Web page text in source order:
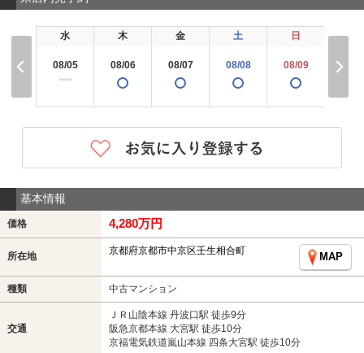
水
08/05
ー
木
08/06
金
08/07
土
08/08
日
08/09 08/
基本情報
価格 4,280万円
所在地 京都府京都市中京区壬生相合町
MAP
種類 中古マンション
交通
ＪＲ山陰本線 丹波口駅 徒歩9分
阪急京都本線 大宮駅 徒歩10分
京福電気鉄道嵐山本線 四条大宮駅 徒歩10分